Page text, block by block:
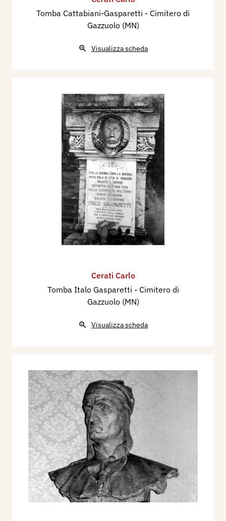
Tomba Cattabiani-Gasparetti - Cimitero di
Gazzuolo (MN)
Visualizza scheda
Cerati Carlo
Tomba Italo Gasparetti - Cimitero di
Gazzuolo (MN)
Visualizza scheda